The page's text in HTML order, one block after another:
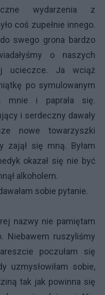
wydarzenia z
coś zupełnie innego.
swego grona bardzo
o naszych
ucieczce. Ja wciąż
po symulowanym
mnie i paprała się.
i serdeczny dawały
nowe towarzyszki
zajął się mną. Byłam
okazał się nie być
alkoholem.
sobie pytanie.
nazwy nie pamiętam
Niebawem ruszyliśmy
poczułam się
uzmysłowiłam sobie,
tak jak powinna się